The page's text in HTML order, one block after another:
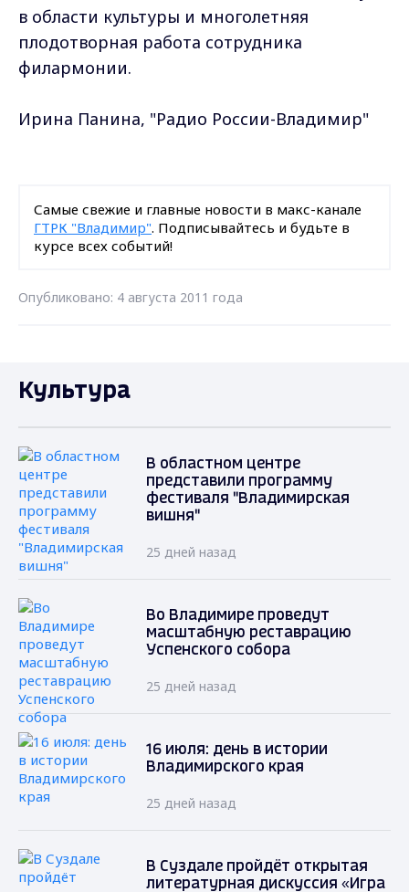
в области культуры и многолетняя
плодотворная работа сотрудника
филармонии.
Ирина Панина, "Радио России-Владимир"
Самые свежие и главные новости в макс-канале
ГТРК "Владимир". Подписывайтесь и будьте в
курсе всех событий!
Опубликовано: 4 августа 2011 года
Культура
В областном центре
представили программу
фестиваля "Владимирская
вишня"
25 дней назад
Во Владимире проведут
масштабную реставрацию
Успенского собора
25 дней назад
16 июля: день в истории
Владимирского края
25 дней назад
В Суздале пройдёт открытая
литературная дискуссия «Игра